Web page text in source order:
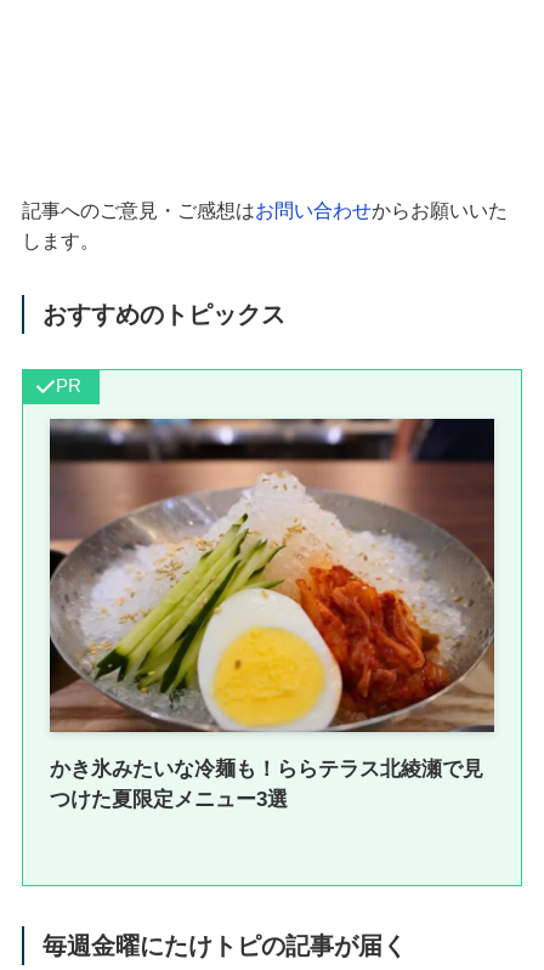
記事へのご意見・ご感想はお問い合わせからお願いいた
します。
おすすめのトピックス
PR
かき氷みたいな冷麺も！ららテラス北綾瀬で見
つけた夏限定メニュー3選
毎週金曜にたけトピの記事が届く